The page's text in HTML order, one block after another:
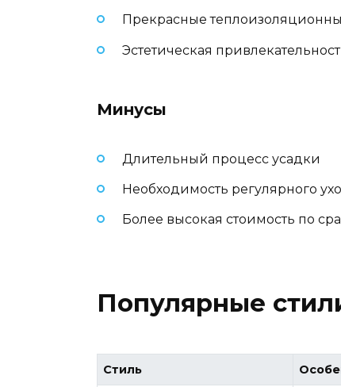
Прекрасные
Эстетическая
Минусы
Длительный процесс усадки
Необходимость регулярного
Более высокая стоимость по
Популярные
Стиль